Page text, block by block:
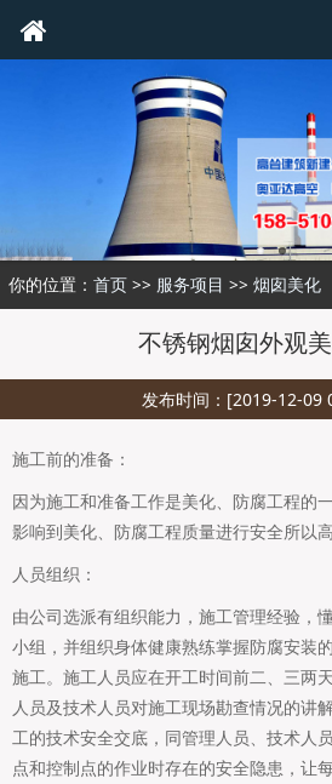
你的位置： 首页>> 服务项目 >> 烟囱美化
不锈钢烟囱外观
发布时间：[2019-12-09
施工前的准备：
因为施工和准备工作是美化、防腐工程的
影响到美化、防腐工程质量进行安全所以高
人员组织：
由公司选派有组织能力，施工管理经验，
小组，并组织身体健康熟练掌握防腐安装
施工。施工人员应在开工时间前二、三两
人员及技术人员对施工现场勘查情况的讲
工的技术安全交底，同管理人员、技术人
点和控制点的作业时存在的安全隐患，让